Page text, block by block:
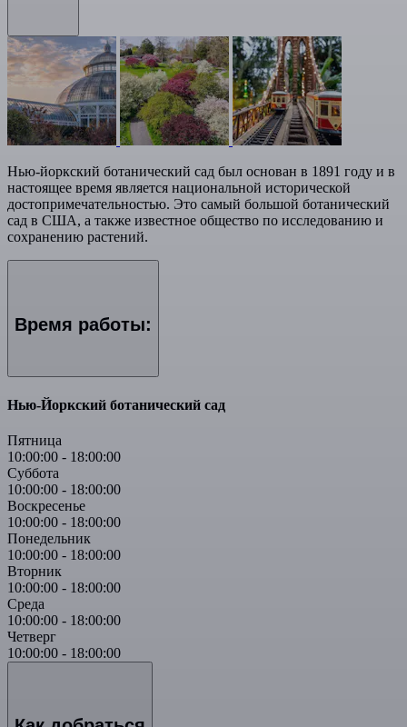
Нью-йоркский ботанический сад был основан в 1891 году и в
настоящее время является национальной исторической
достопримечательностью. Это самый большой ботанический
сад в США, а также известное общество по исследованию и
сохранению растений.
Время работы:
Нью-Йоркский ботанический сад
Пятница
10:00:00 - 18:00:00
Суббота
10:00:00 - 18:00:00
Воскресенье
10:00:00 - 18:00:00
Понедельник
10:00:00 - 18:00:00
Вторник
10:00:00 - 18:00:00
Среда
10:00:00 - 18:00:00
Четверг
10:00:00 - 18:00:00